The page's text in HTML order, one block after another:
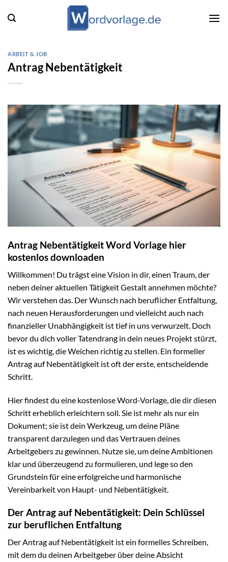
Inhalt
ARBEIT & JOB
Antrag Nebentätigkeit
Antrag Nebentätigkeit Word Vorlage hier
kostenlos downloaden
Willkommen! Du trägst eine Vision in dir, einen Traum, der
neben deiner aktuellen Tätigkeit Gestalt annehmen möchte?
Wir verstehen das. Der Wunsch nach beruflicher Entfaltung,
nach neuen Herausforderungen und vielleicht auch nach
finanzieller Unabhängigkeit ist tief in uns verwurzelt. Doch
bevor du dich voller Tatendrang in dein neues Projekt stürzt,
ist es wichtig, die Weichen richtig zu stellen. Ein formeller
Antrag auf Nebentätigkeit ist oft der erste, entscheidende
Schritt.
Hier findest du eine kostenlose Word-Vorlage, die dir diesen
Schritt erheblich erleichtern soll. Sie ist mehr als nur ein
Dokument; sie ist dein Werkzeug, um deine Pläne
transparent darzulegen und das Vertrauen deines
Arbeitgebers zu gewinnen. Nutze sie, um deine Ambitionen
klar und überzeugend zu formulieren, und lege so den
Grundstein für eine erfolgreiche und harmonische
Vereinbarkeit von Haupt- und Nebentätigkeit.
Der Antrag auf Nebentätigkeit: Dein Schlüssel
zur beruflichen Entfaltung
Der Antrag auf Nebentätigkeit ist ein formelles Schreiben,
mit dem du deinen Arbeitgeber über deine Absicht